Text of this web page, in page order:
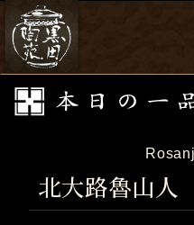
北大路魯山